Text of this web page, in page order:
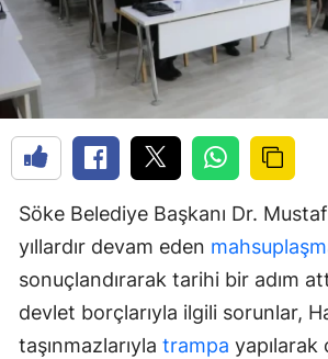
Söke Belediye Başkanı Dr.
yıllardır devam eden
sonuçlandırarak tarihi bir adım
devlet borçlarıyla ilgili sorunlar,
taşınmazlarıyla trampa yapılarak